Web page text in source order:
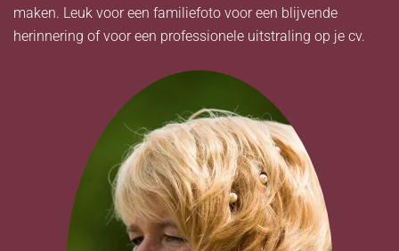
maken. Leuk voor een familiefoto voor een blijvende
herinnering of voor een professionele uitstraling op je cv.